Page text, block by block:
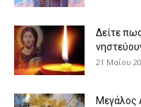
Δείτε
21 Μαΐου
Μεγάλος